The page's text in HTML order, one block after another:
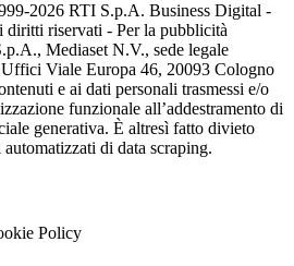
2026 RTI S.p.A. Business Digital -
diritti riservati - Per la pubblicità
Mediaset N.V., sede legale
Uffici Viale Europa 46, 20093 Cologno
e ai dati personali trasmessi e/o
funzionale all’addestramento di
generativa. È altresì fatto divieto
di data scraping.
Policy